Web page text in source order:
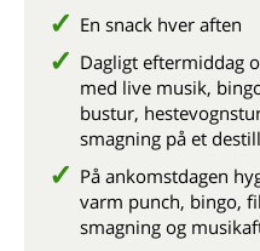
En snack hver aften
Dagligt eftermiddag
med live musik,
bustur,
smagning på et
På ankomstdagen
varm punch, bingo,
smagning og